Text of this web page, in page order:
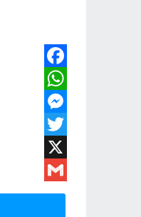
Facebook
WhatsApp
Messenger
Twitter
X
Gmail